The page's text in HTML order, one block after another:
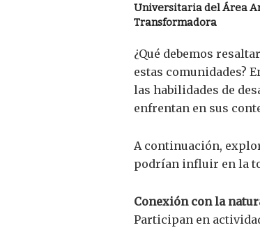
Universitaria del Área
Transformadora
¿Qué debemos
estas comunidades?
las habilidades de
enfrentan en sus
A continuación,
podrían influir en la
Conexión con la
Participan en